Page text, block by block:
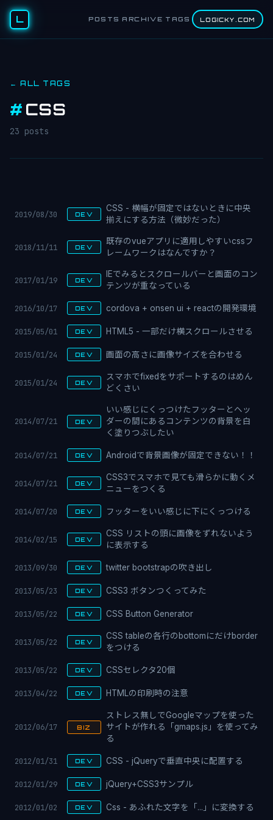
L POSTS ARCHIVE TAGS LOGICKY.COM
← ALL TAGS
# CSS
23 posts
2019/08/30 DEV
CSS - 横幅が固定ではないときに中央
揃えにする方法（微妙だった）
2018/11/11 DEV
既存のvueアプリに適用しやすいcssフ
レームワークはなんですか？
2017/01/19 DEV
IEでみるとスクロールバーと画面のコン
テンツが重なっている
2016/10/17 DEV cordova + onsen ui + reactの開発環境
2015/05/01 DEV HTML5 - 一部だけ横スクロールさせる
2015/01/24 DEV 画面の高さに画像サイズを合わせる
2015/01/24 DEV
スマホでfixedをサポートするのはめん
どくさい
2014/07/21 DEV
いい感じにくっつけたフッターとヘッ
ダーの間にあるコンテンツの背景を白
く塗りつぶしたい
2014/07/21 DEV Androidで背景画像が固定できない！！
2014/07/21 DEV
CSS3でスマホで見ても滑らかに動くメ
ニューをつくる
2014/07/20 DEV フッターをいい感じに下にくっつける
2014/02/15 DEV
CSS リストの頭に画像をずれないよう
に表示する
2013/09/30 DEV twitter bootstrapの吹き出し
2013/05/23 DEV CSS3 ボタンつくってみた
2013/05/22 DEV CSS Button Generator
2013/05/22 DEV
CSS tableの各行のbottomにだけborder
をつける
2013/05/22 DEV CSSセレクタ20個
2013/04/22 DEV HTMLの印刷時の注意
2012/06/17 BIZ
ストレス無しでGoogleマップを使った
サイトが作れる「gmaps.js」を使ってみ
る
2012/01/31 DEV CSS - jQueryで垂直中央に配置する
2012/01/29 DEV jQuery+CSS3サンプル
2012/01/02 DEV Css - あふれた文字を「...」に変換する